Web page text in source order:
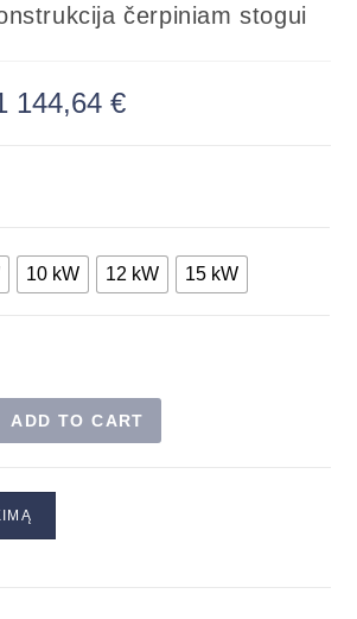
čerpiniam stogui
144,64€
10 kW 12 kW 15 kW
ADD TO CART